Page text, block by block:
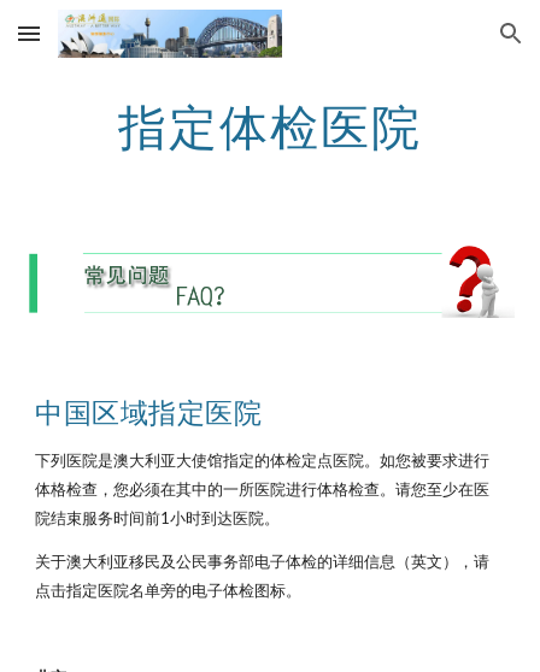
Skip to main content Skip to navigation
指定体检医院
中国区域指定医院
下列医院是澳大利亚大使馆指定的体检定点医院。如您被要求进行
体格检查，您必须在其中的一所医院进行体格检查。请您至少在医
院结束服务时间前1小时到达医院。
关于澳大利亚移民及公民事务部电子体检的详细信息（英文），请
点击指定医院名单旁的电子体检图标。